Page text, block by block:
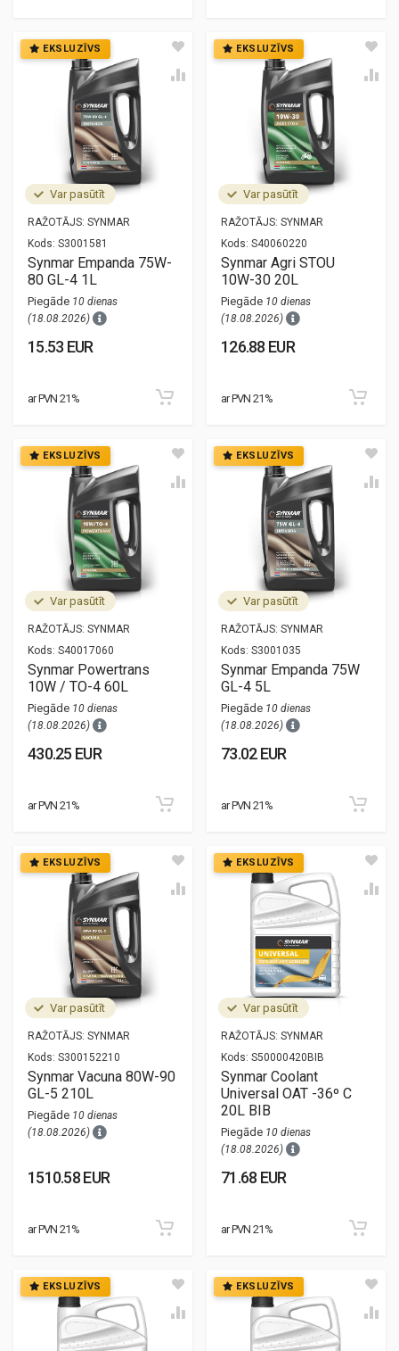
EKSLUZĪVS
Var pasūtīt
RAŽOTĀJS: SYNMAR
Kods: S3001581
Synmar Empanda 75W-
80 GL-4 1L
Piegāde 10 dienas
(18.08.2026)
15.53 EUR
ar PVN 21%
EKSLUZĪVS
Var pasūtīt
RAŽOTĀJS: SYNMAR
Kods: S40060220
Synmar Agri STOU
10W-30 20L
Piegāde 10 dienas
(18.08.2026)
126.88 EUR
ar PVN 21%
EKSLUZĪVS
Var pasūtīt
RAŽOTĀJS: SYNMAR
Kods: S40017060
Synmar Powertrans
10W / TO-4 60L
Piegāde 10 dienas
(18.08.2026)
430.25 EUR
ar PVN 21%
EKSLUZĪVS
Var pasūtīt
RAŽOTĀJS: SYNMAR
Kods: S3001035
Synmar Empanda 75W
GL-4 5L
Piegāde 10 dienas
(18.08.2026)
73.02 EUR
ar PVN 21%
EKSLUZĪVS
Var pasūtīt
RAŽOTĀJS: SYNMAR
Kods: S300152210
Synmar Vacuna 80W-90
GL-5 210L
Piegāde 10 dienas
(18.08.2026)
1510.58 EUR
ar PVN 21%
EKSLUZĪVS
Var pasūtīt
RAŽOTĀJS: SYNMAR
Kods: S50000420BIB
Synmar Coolant
Universal OAT -36º C
20L BIB
Piegāde 10 dienas
(18.08.2026)
71.68 EUR
ar PVN 21%
EKSLUZĪVS EKSLUZĪVS